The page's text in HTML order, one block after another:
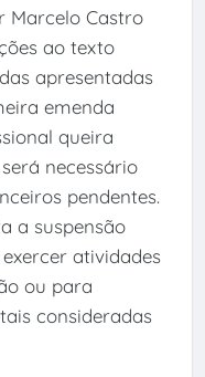
Marcelo Castro
ao texto
apresentadas
emenda
queira
necessário
pendentes.
a suspensão
atividades
ou para
consideradas